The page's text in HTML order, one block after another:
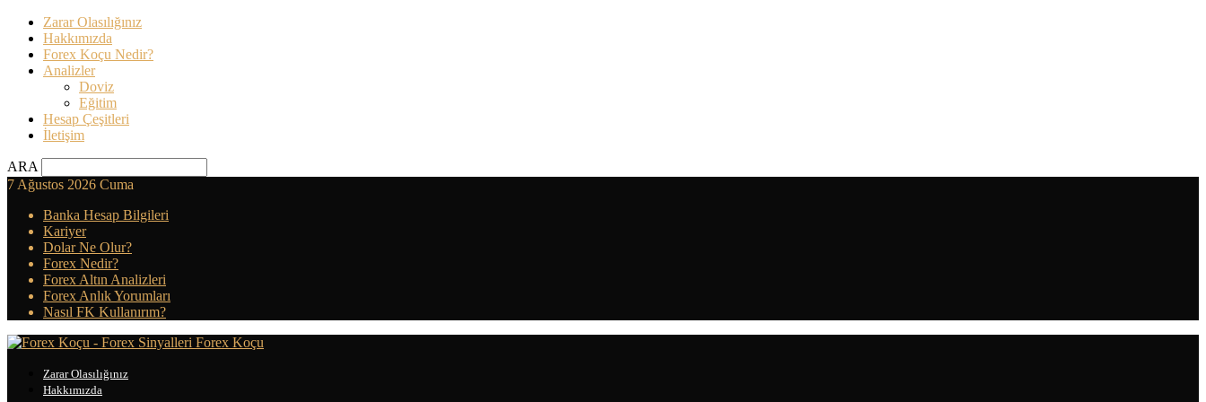
Zarar Olasılığınız
Hakkımızda
Forex Koçu Nedir?
Analizler
Doviz
Eğitim
Hesap Çeşitleri
İletişim
ARA
7 Ağustos 2026 Cuma
Banka Hesap Bilgileri
Kariyer
Dolar Ne Olur?
Forex Nedir?
Forex Altın Analizleri
Forex Anlık Yorumları
Nasıl FK Kullanırım?
Forex Koçu
Zarar Olasılığınız
Hakkımızda